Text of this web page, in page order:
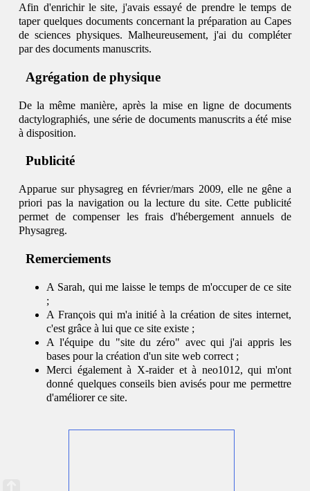
Afin d'enrichir le site, j'avais essayé de prendre le temps de
taper quelques documents concernant la préparation au Capes
de sciences physiques. Malheureusement, j'ai du compléter
par des documents manuscrits.
Agrégation de physique
De la même manière, après la mise en ligne de documents
dactylographiés, une série de documents manuscrits a été mise
à disposition.
Publicité
Apparue sur physagreg en février/mars 2009, elle ne gêne a
priori pas la navigation ou la lecture du site. Cette publicité
permet de compenser les frais d'hébergement annuels de
Physagreg.
Remerciements
A Sarah, qui me laisse le temps de m'occuper de ce site
;
A François qui m'a initié à la création de sites internet,
c'est grâce à lui que ce site existe ;
A l'équipe du "site du zéro" avec qui j'ai appris les
bases pour la création d'un site web correct ;
Merci également à X-raider et à neo1012, qui m'ont
donné quelques conseils bien avisés pour me permettre
d'améliorer ce site.